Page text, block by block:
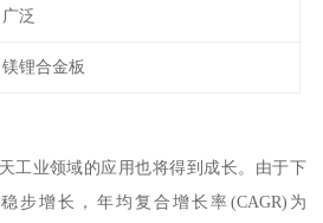
广泛
镁锂合金板
工业领域的应用也将得到成长。由于下
步增长，年均复合增长率(CAGR)为